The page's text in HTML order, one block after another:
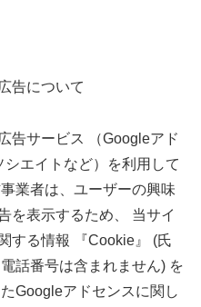
告について
告サービス （Googleアド
エイトなど）を利用して
業者は、ユーザーの興味
を表示するため、 当サイ
する情報 『Cookie』 (氏
話番号は含まれません) を
Googleアドセンスに関し